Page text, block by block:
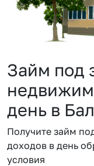
Займ под
день в
Получите займ
доходов в день
условия